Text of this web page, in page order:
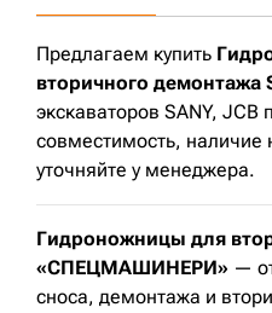
Предлагаем купить
вторичного демонтажа
экскаваторов SANY,
совместимость, наличие
уточняйте у менеджера.
Гидроножницы для
«СПЕЦМАШИНЕРИ» —
сноса, демонтажа и